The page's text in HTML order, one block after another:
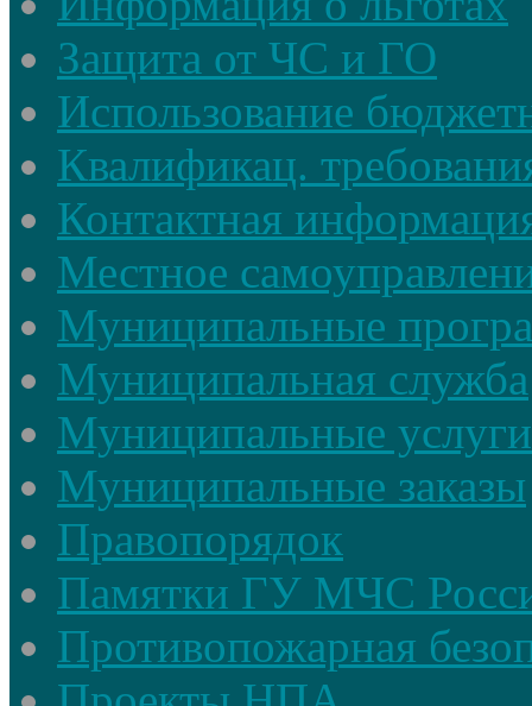
Защита от ЧС и ГО
Использование
Квалификац.
Контактная
Местное
Муниципальные
Муниципальная служба
Муниципальные услуги
Муниципальные заказы
Правопорядок
Памятки ГУ МЧС
Противопожарная